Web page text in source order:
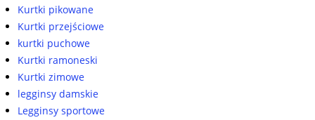
Kurtki pikowane
Kurtki przejściowe
kurtki puchowe
Kurtki ramoneski
Kurtki zimowe
legginsy damskie
Legginsy sportowe